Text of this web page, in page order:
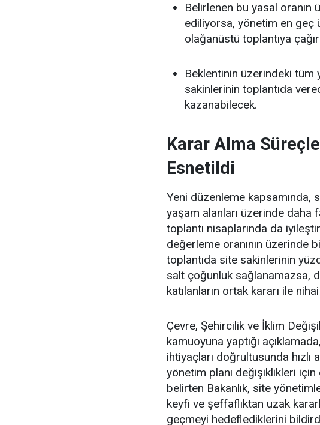
Belirlenen bu yasal oranın
ediliyorsa, yönetim en geç
olağanüstü toplantıya
Beklentinin üzerindeki tüm
sakinlerinin toplantıda
kazanabilecek.
Karar Alma
Esnetildi
Yeni düzenleme kapsamında,
yaşam alanları üzerinde daha
toplantı nisaplarında da
değerleme oranının üzerinde
toplantıda site sakinlerinin
salt çoğunluk sağlanamazsa,
katılanların ortak kararı ile
Çevre, Şehircilik ve İklim
kamuoyuna yaptığı
ihtiyaçları doğrultusunda hızlı
yönetim planı değişiklikleri için
belirten Bakanlık, site
keyfi ve şeffaflıktan uzak
geçmeyi hedeflediklerini